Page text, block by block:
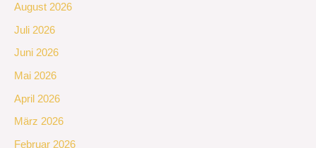
August 2026
Juli 2026
Juni 2026
Mai 2026
April 2026
März 2026
Februar 2026